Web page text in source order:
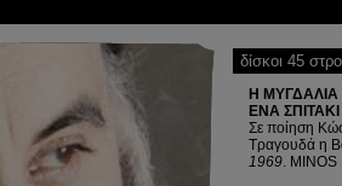
δίσκοι 45
Η ΜΥΓΔΑΛΙΑ
ΕΝΑ ΣΠΙΤΑΚΙ
Σε ποίηση
Τραγουδά η
1969. MINOS